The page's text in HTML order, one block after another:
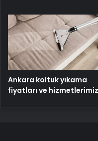
Ankara koltuk yıkama
fiyatları ve hizmetlerimiz